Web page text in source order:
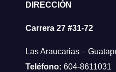
DIRECCIÓN
Carrera 27 #31-72
Las Araucarias –
Teléfono: 604-8611031